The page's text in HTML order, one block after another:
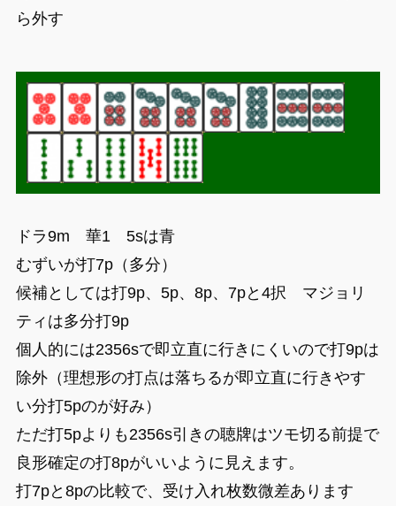
ら外す
ドラ9m 華1 5sは青
むずいが打7p（多分）
候補としては打9p、5p、8p、7pと4択 マジョリ
ティは多分打9p
個人的には2356sで即立直に行きにくいので打9pは
除外（理想形の打点は落ちるが即立直に行きやす
い分打5pのが好み）
ただ打5pよりも2356s引きの聴牌はツモ切る前提で
良形確定の打8pがいいように見えます。
打7pと8pの比較で、受け入れ枚数微差あります